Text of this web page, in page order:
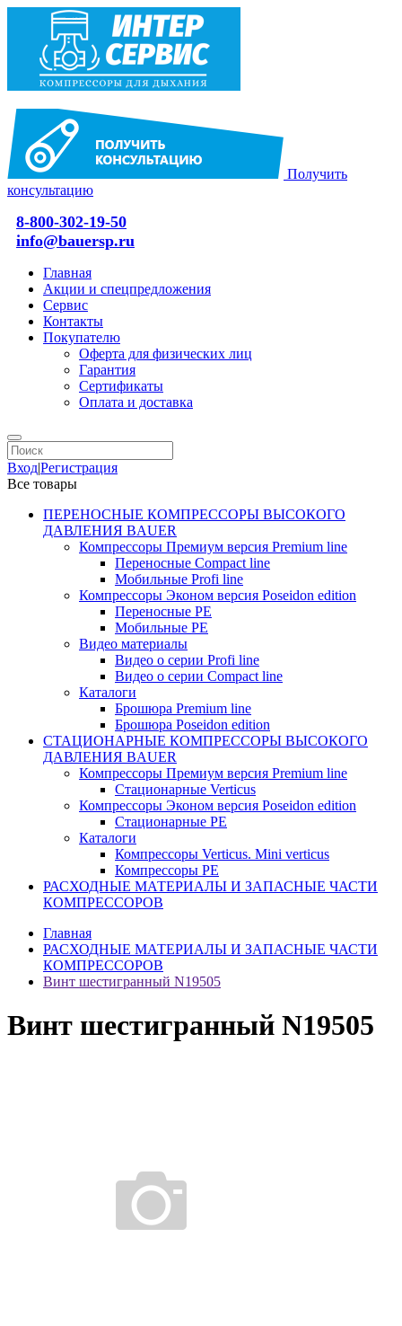
Получить
консультацию
8-800-302-19-50
info@bauersp.ru
Главная
Акции и спецпредложения
Сервис
Контакты
Покупателю
Оферта для физических лиц
Гарантия
Сертификаты
Оплата и доставка
Вход|Регистрация
Все товары
ПЕРЕНОСНЫЕ КОМПРЕССОРЫ ВЫСОКОГО
ДАВЛЕНИЯ BAUER
Компрессоры Премиум версия Premium line
Переносные Compact line
Мобильные Profi line
Компрессоры Эконом версия Poseidon edition
Переносные PE
Мобильные PE
Видео материалы
Видео о серии Profi line
Видео о серии Compact line
Каталоги
Брошюра Premium line
Брошюра Poseidon edition
СТАЦИОНАРНЫЕ КОМПРЕССОРЫ ВЫСОКОГО
ДАВЛЕНИЯ BAUER
Компрессоры Премиум версия Premium line
Стационарные Verticus
Компрессоры Эконом версия Poseidon edition
Стационарные PE
Каталоги
Компрессоры Verticus. Mini verticus
Компрессоры PE
РАСХОДНЫЕ МАТЕРИАЛЫ И ЗАПАСНЫЕ ЧАСТИ
КОМПРЕССОРОВ
Главная
РАСХОДНЫЕ МАТЕРИАЛЫ И ЗАПАСНЫЕ ЧАСТИ
КОМПРЕССОРОВ
Винт шестигранный N19505
Винт шестигранный N19505